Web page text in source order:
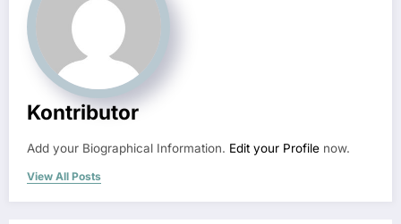
Kontributor
Add your Biographical Information. Edit your Profile now.
View All Posts